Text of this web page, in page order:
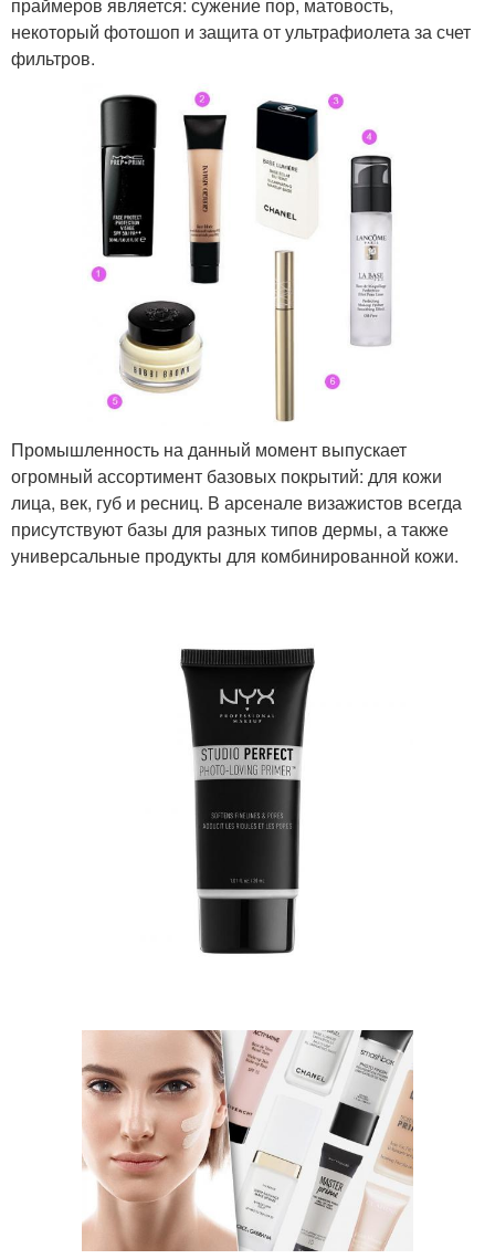
некоторый фотошоп и защита от ультрафиолета за счет
фильтров.
Промышленность на данный момент выпускает
огромный ассортимент базовых покрытий: для кожи
лица, век, губ и ресниц. В арсенале визажистов всегда
присутствуют базы для разных типов дермы, а также
универсальные продукты для комбинированной кожи.